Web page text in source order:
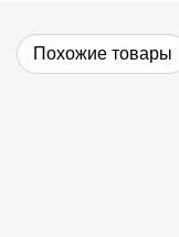
Похожие товары